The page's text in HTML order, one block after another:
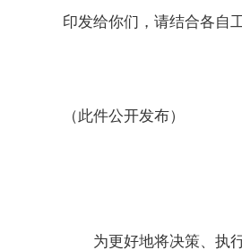
印发给你们，请结合各自
（此件公开发布）
为更好地将决策、执